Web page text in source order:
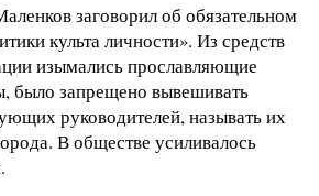
заговорил об обязательном
культа личности». Из средств
изымались прославляющие
было запрещено вывешивать
руководителей, называть их
В обществе усиливалось